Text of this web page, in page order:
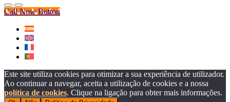
Call Now Button
Este site utiliza cookies para otimizar a sua experiência de utilizador.
Ao continuar a navegar, aceita a utilização de cookies e a nossa
política de cookies. Clique na ligação para obter mais informações.